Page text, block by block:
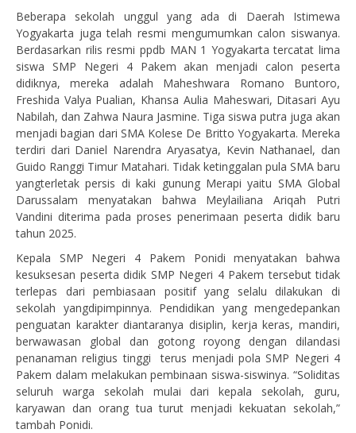
Beberapa sekolah unggul yang ada di Daerah Istimewa
Yogyakarta juga telah resmi mengumumkan calon siswanya.
Berdasarkan rilis resmi ppdb MAN 1 Yogyakarta tercatat lima
siswa SMP Negeri 4 Pakem akan menjadi calon peserta
didiknya, mereka adalah Maheshwara Romano Buntoro,
Freshida Valya Pualian, Khansa Aulia Maheswari, Ditasari Ayu
Nabilah, dan Zahwa Naura Jasmine. Tiga siswa putra juga akan
menjadi bagian dari SMA Kolese De Britto Yogyakarta. Mereka
terdiri dari Daniel Narendra Aryasatya, Kevin Nathanael, dan
Guido Ranggi Timur Matahari. Tidak ketinggalan pula SMA baru
yangterletak persis di kaki gunung Merapi yaitu SMA Global
Darussalam menyatakan bahwa Meylailiana Ariqah Putri
Vandini diterima pada proses penerimaan peserta didik baru
tahun 2025.
Kepala SMP Negeri 4 Pakem Ponidi menyatakan bahwa
kesuksesan peserta didik SMP Negeri 4 Pakem tersebut tidak
terlepas dari pembiasaan positif yang selalu dilakukan di
sekolah yangdipimpinnya. Pendidikan yang mengedepankan
penguatan karakter diantaranya disiplin, kerja keras, mandiri,
berwawasan global dan gotong royong dengan dilandasi
penanaman religius tinggi terus menjadi pola SMP Negeri 4
Pakem dalam melakukan pembinaan siswa-siswinya. “Soliditas
seluruh warga sekolah mulai dari kepala sekolah, guru,
karyawan dan orang tua turut menjadi kekuatan sekolah,”
tambah Ponidi.